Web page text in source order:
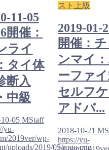
11-05
開催：
ライ
タイ体
断入
中級
05 MStaff
yu-
2019ver/wp-
uploads/2019/05/rogo.png
スト上級
2019-01-
開催：
ンマイ
ーファ
セルフ
アドバ...
2018-10-21
https://yu-